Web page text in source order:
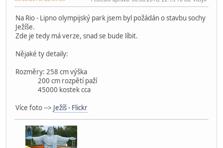
Na Rio - Lipno olympijský park jsem byl požádán o stavbu sochy
Ježíše.
Zde je tedy má verze, snad se bude líbit.
Nějaké ty detaily:
Rozměry: 258 cm výška
200 cm rozpětí paží
45000 kostek cca
Více foto --> Ježíš - Flickr